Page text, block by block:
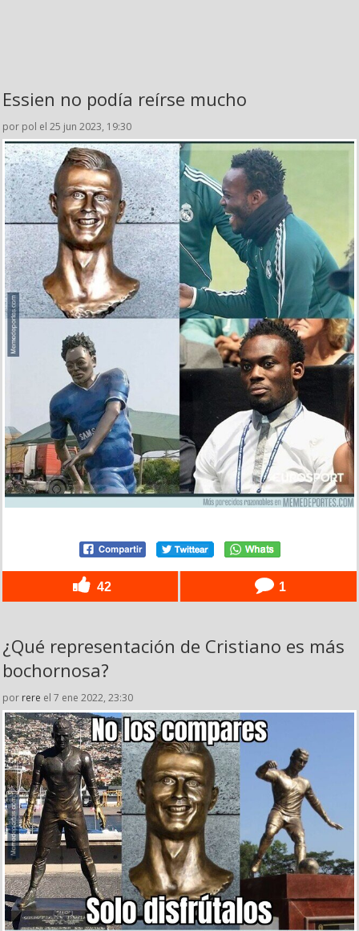
Essien no podía reírse mucho
por pol el 25 jun 2023, 19:30
42 1
¿Qué representación de Cristiano es más
bochornosa?
por rere el 7 ene 2022, 23:30